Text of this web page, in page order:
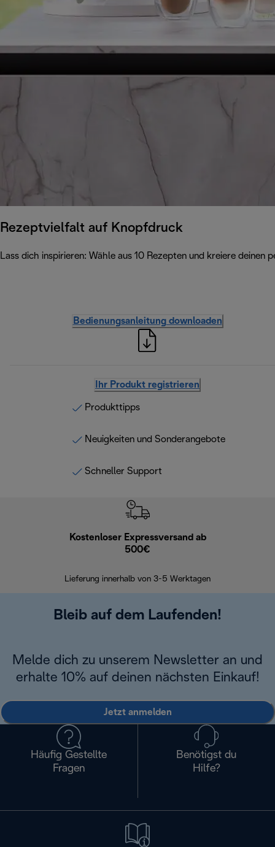
Rezeptvielfalt auf Knopfdruck
Lass dich inspirieren: Wähle aus 10 Rezepten und kreiere
Bedienungsanleitung downloaden
Ihr Produkt registrieren
Produkttipps
Neuigkeiten und Sonderangebote
Schneller Support
Kostenloser Expressversand ab
500€
Lieferung innerhalb von 3-5 Werktagen
Bleib auf dem Laufenden!
Melde dich zu unserem Newsletter an und
erhalte 10% auf deinen nächsten Einkauf!
Jetzt anmelden
Häufig Gestellte
Fragen
Benötigst du
Hilfe?